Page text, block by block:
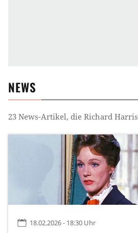
NEWS
23 News-Artikel, die Richard Harris
18.02.2026 - 18:30 Uhr